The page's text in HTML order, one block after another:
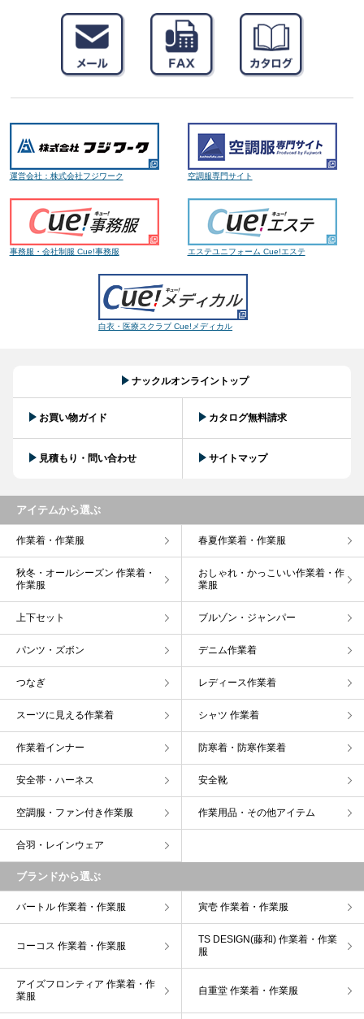
運営会社：株式会社フジワーク 空調服専門サイト
事務服・会社制服 Cue!事務服 エステユニフォーム Cue!エステ
白衣・医療スクラブ Cue!メディカル
ナックルオンライントップ
お買い物ガイド カタログ無料請求
見積もり・問い合わせ サイトマップ
アイテムから選ぶ
作業着・作業服 春夏作業着・作業服
秋冬・オールシーズン 作業着・
作業服
おしゃれ・かっこいい作業着・作
業服
上下セット ブルゾン・ジャンパー
パンツ・ズボン デニム作業着
つなぎ レディース作業着
スーツに見える作業着 シャツ 作業着
作業着インナー 防寒着・防寒作業着
安全帯・ハーネス 安全靴
空調服・ファン付き作業服 作業用品・その他アイテム
合羽・レインウェア
ブランドから選ぶ
バートル 作業着・作業服 寅壱 作業着・作業服
コーコス 作業着・作業服
TS DESIGN(藤和) 作業着・作業
服
アイズフロンティア 作業着・作
業服
自重堂 作業着・作業服